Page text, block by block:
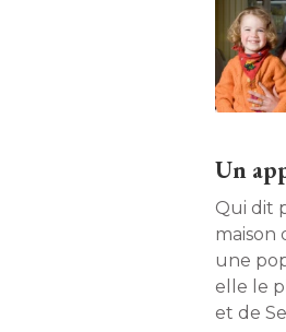
Un
Qui dit
maison
une
elle le
et de